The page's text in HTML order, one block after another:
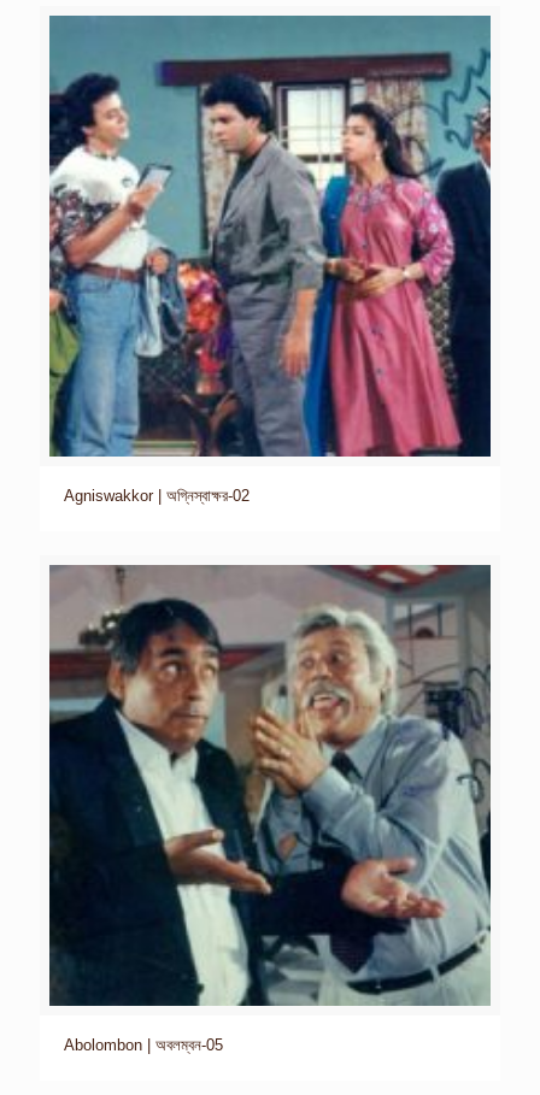
Agniswakkor | অগ্নিস্বাক্ষর-02
Abolombon | অবলম্বন-05